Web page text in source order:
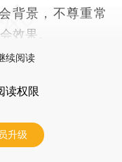
背景，不尊重常
效果。
续阅读
读权限
升级